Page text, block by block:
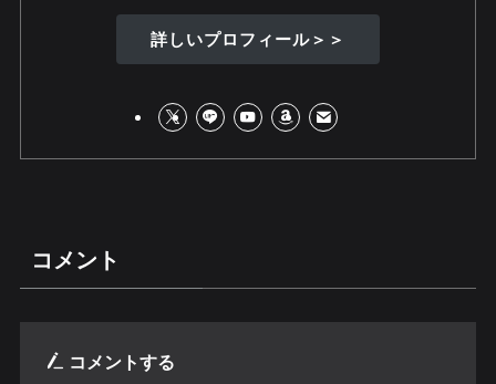
詳しいプロフィール＞＞
コメント
コメントする